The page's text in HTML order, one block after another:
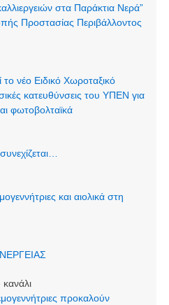
στα Παράκτια Νερά”
Προστασίας Περιβάλλοντος
το νέο Ειδικό Χωροταξικό
κατευθύνσεις του ΥΠΕΝ για
φωτοβολταϊκά
και αιολικά στη
προκαλούν